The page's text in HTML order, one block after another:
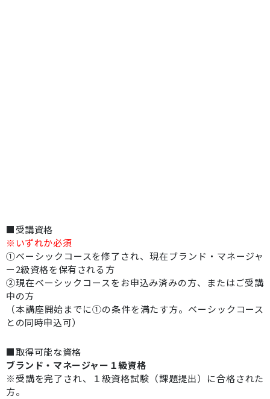
■受講資格
※いずれか必須
①ベーシックコースを修了され、現在ブランド・マネージャ
ー2級資格を保有される方
②現在ベーシックコースをお申込み済みの方、またはご受講
中の方
（本講座開始までに①の条件を満たす方。ベーシックコース
との同時申込可）
■取得可能な資格
ブランド・マネージャー１級資格
※受講を完了され、１級資格試験（課題提出）に合格された
方。